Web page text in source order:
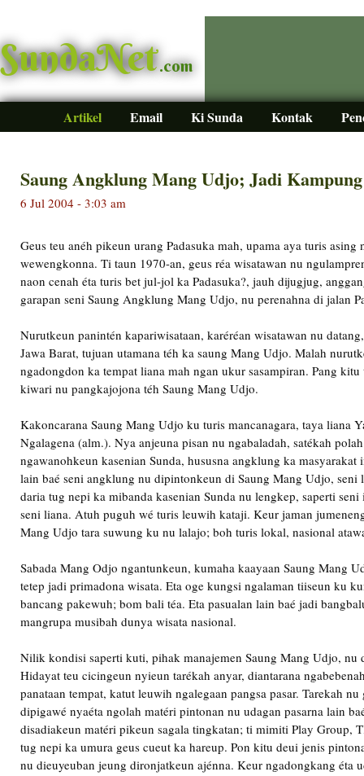
SundaNet.com
Artikel Email Ki Sunda Kontak
Saung Angklung Mang Udjo; Jadi
6 Jul 2004 - 3:03 am
Geus teu anéh pikeun urang Padasuka mah, upama aya turis asing
wewengkonna. Ti taun 1970-an, geus réa wisatawan nu
naon cenah éta turis bet jul-jol ka Padasuka?, jauh dijugjug,
garapan seni Saung Angklung Mang Udjo, nu perenahna di jalan
Nurutkeun panintén kapariwisataan, karéréan wisatawan nu
Jawa Barat, tujuan utamana téh ka saung Mang Udjo. Malah
ngadongdon ka tempat liana mah ngan ukur sasampiran. Pang
kiwari nu pangkajojona téh Saung Mang Udjo.
Kakoncarana Saung Mang Udjo ku turis mancanagara, taya liana
Ngalagena (alm.). Nya anjeuna pisan nu ngabaladah, satékah
ngawanohkeun kasenian Sunda, hususna angklung ka masyarakat
lain baé seni angklung nu dipintonkeun di Saung Mang Udjo, seni
daria tug nepi ka mibanda kasenian Sunda nu lengkep, saperti
seni liana. Atuh puguh wé turis leuwih kataji. Keur jaman
Mang Udjo tara suwung ku nu lalajo; boh turis lokal, nasional
Sabada Mang Odjo ngantunkeun, kumaha kaayaan Saung Mang
tetep jadi primadona wisata. Eta oge kungsi ngalaman tiiseun ku
bancang pakewuh; bom bali téa. Eta pasualan lain baé jadi
mangrupa musibah dunya wisata nasional.
Nilik kondisi saperti kuti, pihak manajemen Saung Mang Udjo, nu
Hidayat teu cicingeun nyieun tarékah anyar, diantarana
panataan tempat, katut leuwih ngalegaan pangsa pasar. Tarekah
dipigawé nyaéta ngolah matéri pintonan nu udagan pasarna lain
disadiakeun matéri pikeun sagala tingkatan; ti mimiti Play Group,
tug nepi ka umura geus cueut ka hareup. Pon kitu deui jenis
nu dieuyeuban jeung dironjatkeun ajénna. Keur ngadongkang éta